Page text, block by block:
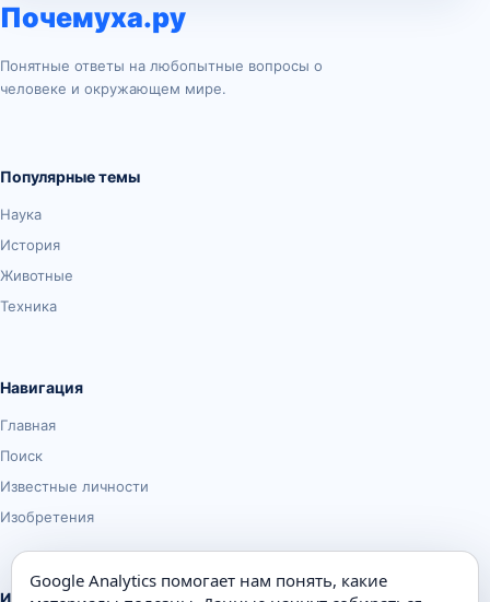
Почемуха.ру
Понятные ответы на любопытные вопросы о
человеке и окружающем мире.
Популярные темы
Наука
История
Животные
Техника
Навигация
Главная
Поиск
Известные личности
Изобретения
Информация
Google Analytics помогает нам понять, какие